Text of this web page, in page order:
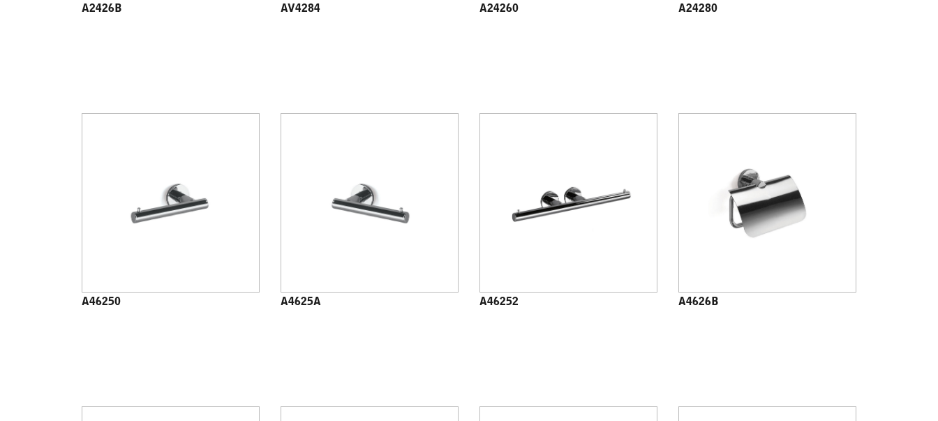
A2426B AV4284 A24260 A24280
A46250 A4625A A46252 A4626B